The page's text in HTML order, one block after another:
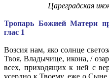
Цареградская
Тропарь Божией Матери
глас 1
Возсия нам, яко солнце
Твоя, Владычице, икона, /
всех, приходящих к ней с
усердно к Твоему, еже о